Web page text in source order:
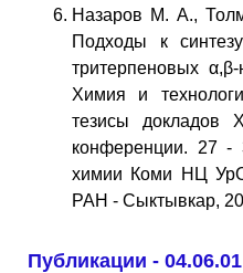
Назаров М. А.,
Подходы к
тритерпеновых
Химия и
тезисы докладов
конференции. 27 -
химии Коми НЦ
РАН - Сыктывкар,
Публикации - 04.06.01